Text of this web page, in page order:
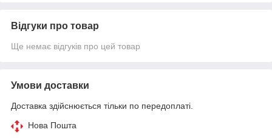
Відгуки про товар
Ще немає відгуків про цей товар
Умови доставки
Доставка здійснюється тільки по передоплаті.
Нова Пошта